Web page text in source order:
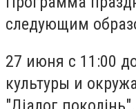
следующим
27 июня с 11:00
культуры и